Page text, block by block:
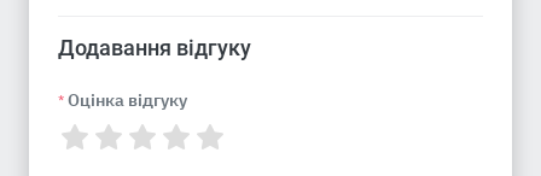
Додавання відгуку
* Оцінка відгуку